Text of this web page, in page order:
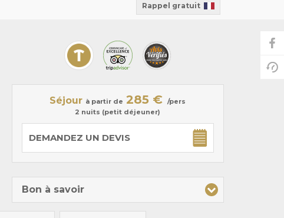
Rappel gratuit
Séjour à partir de 285 € /pers
2 nuits (petit déjeuner)
DEMANDEZ UN DEVIS
Bon à savoir